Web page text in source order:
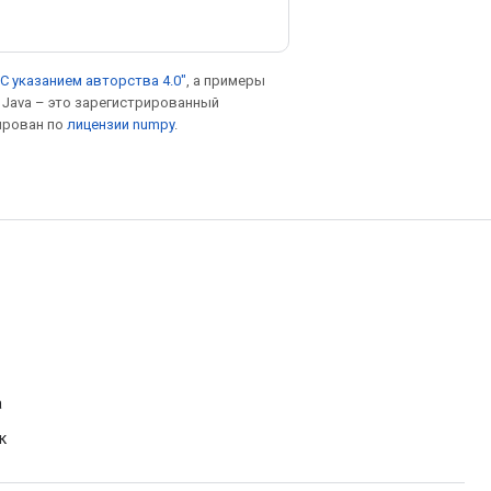
указанием авторства 4.0" , а примеры
. Java – это зарегистрированный
по лицензии numpy.